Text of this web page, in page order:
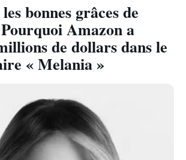
bonnes grâces de
Amazon a
de dollars dans le
« Melania »